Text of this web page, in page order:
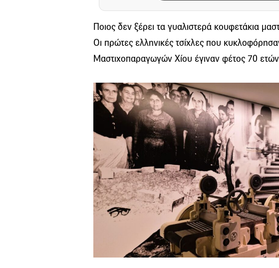
Ποιος δεν ξέρει τα γυαλιστερά κουφετάκια
Οι πρώτες ελληνικές τσίχλες που
Μαστιχοπαραγωγών Χίου έγιναν φέτος 70